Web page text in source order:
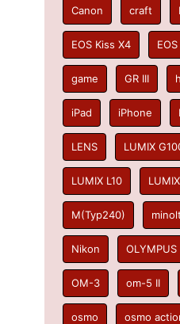
Canon craft
EOS Kiss X4
game GR III
iPad iPhone
LENS LUMIX
LUMIX L10
M(Typ240)
Nikon OLYMPUS
OM-3 om-5 II
osmo osmo